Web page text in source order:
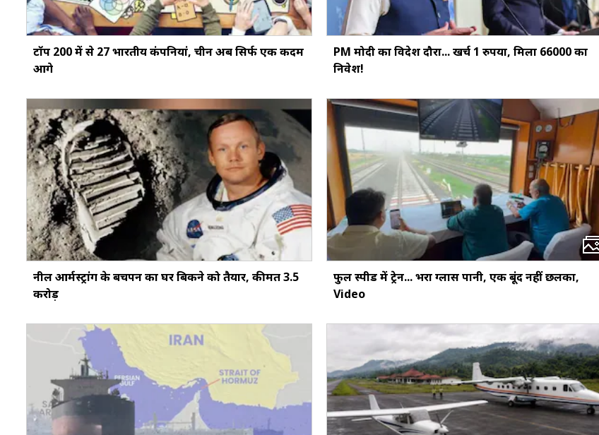
टॉप 200 में से 27 भारतीय कंपनियां, चीन अब सिर्फ एक कदम
आगे
PM मोदी का विदेश दौरा... खर्च 1 रुपया, मिला ₹66000 का
निवेश!
नील आर्मस्ट्रांग के बचपन का घर बिकने को तैयार, कीमत 3.5
करोड़
फुल स्पीड में ट्रेन... भरा ग्लास पानी, एक बूंद नहीं छलका,
Video